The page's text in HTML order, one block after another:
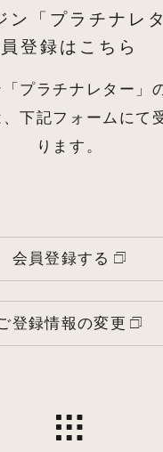
ン「プラチナレ
員登録はこちら
プラチナレター」
下記フォームにて
ります。
会員登録する
登録情報の変更